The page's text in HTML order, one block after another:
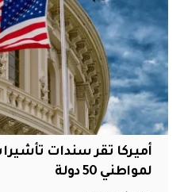
لمواطني 50 دولة